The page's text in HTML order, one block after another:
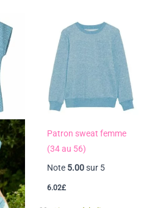
Patron sweat femme
(34 au 56)
Note 5.00sur 5
6.02£